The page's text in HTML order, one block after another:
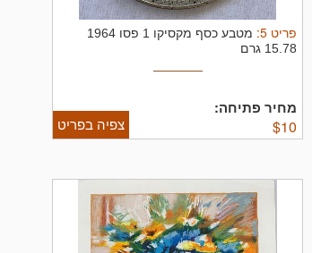
פריט 5
:
מטבע כסף מקסיקו 1 פסו 1964
15.78 גרם
מחיר פתיחה:
$10 צפיה בפריט